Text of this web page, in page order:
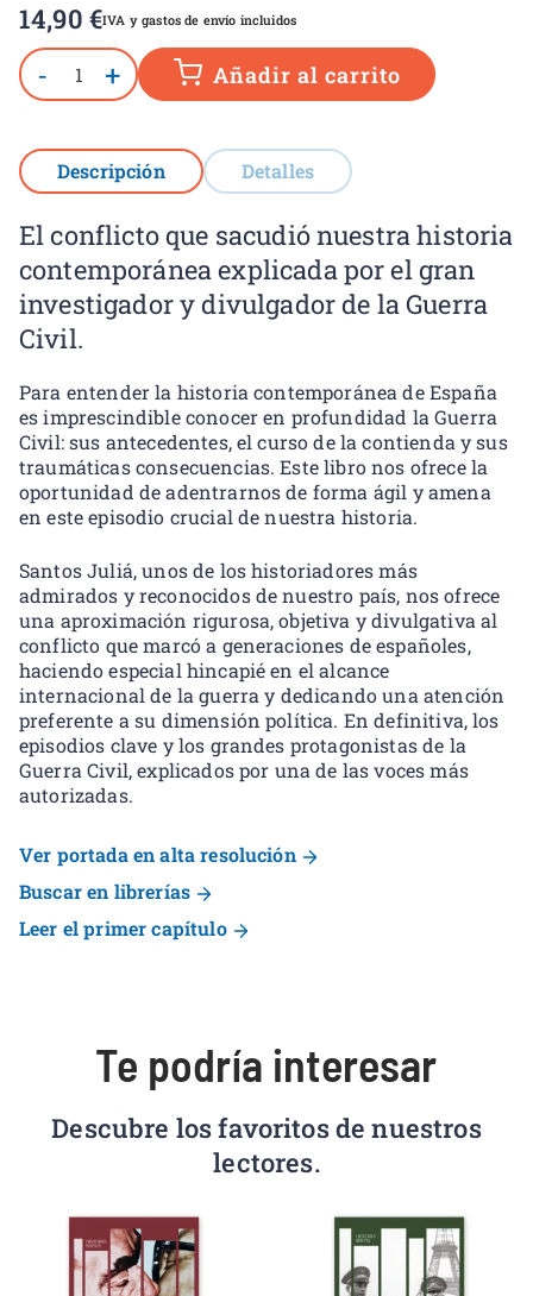
Descripción Detalles
El conflicto que sacudió nuestra historia
contemporánea explicada por el gran
investigador y divulgador de la Guerra
Civil.
Para entender la historia contemporánea de España
es imprescindible conocer en profundidad la Guerra
Civil: sus antecedentes, el curso de la contienda y sus
traumáticas consecuencias. Este libro nos ofrece la
oportunidad de adentrarnos de forma ágil y amena
en este episodio crucial de nuestra historia.
Santos Juliá, unos de los historiadores más
admirados y reconocidos de nuestro país, nos ofrece
una aproximación rigurosa, objetiva y divulgativa al
conflicto que marcó a generaciones de españoles,
haciendo especial hincapié en el alcance
internacional de la guerra y dedicando una atención
preferente a su dimensión política. En definitiva, los
episodios clave y los grandes protagonistas de la
Guerra Civil, explicados por una de las voces más
autorizadas.
Ver portada en alta resolución
Buscar en librerías
Leer el primer capítulo
14,90 €IVA y gastos de envío incluidos
- + Añadir al carrito
Te podría interesar
Descubre los favoritos de nuestros
lectores.